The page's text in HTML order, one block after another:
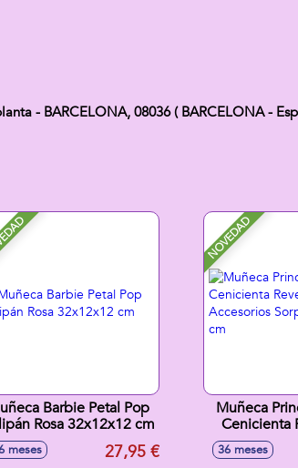
- BARCELONA, 08036 ( BARCELONA -
Barbie Petal Pop
Rosa 32x12x12 cm
meses 27,95 €
NOVEDAD
Muñeca
Cenicienta
36 meses